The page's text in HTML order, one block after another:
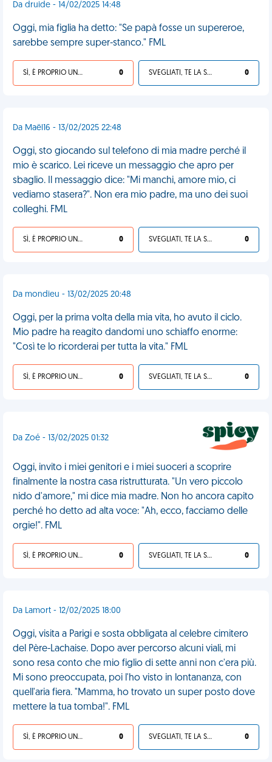
Da druide - 14/02/2025 14:48
Oggi, mia figlia ha detto: "Se papà fosse un supereroe,
sarebbe sempre super-stanco." FML
SÌ, È PROPRIO UNA VDM! 0 SVEGLIATI, TE LA SEI CERCATA! 0
Da Maël16 - 13/02/2025 22:48
Oggi, sto giocando sul telefono di mia madre perché il
mio è scarico. Lei riceve un messaggio che apro per
sbaglio. Il messaggio dice: "Mi manchi, amore mio, ci
vediamo stasera?". Non era mio padre, ma uno dei suoi
colleghi. FML
SÌ, È PROPRIO UNA VDM! 0 SVEGLIATI, TE LA SEI CERCATA! 0
Da mondieu - 13/02/2025 20:48
Oggi, per la prima volta della mia vita, ho avuto il ciclo.
Mio padre ha reagito dandomi uno schiaffo enorme:
"Così te lo ricorderai per tutta la vita." FML
SÌ, È PROPRIO UNA VDM! 0 SVEGLIATI, TE LA SEI CERCATA! 0
Da Zoé - 13/02/2025 01:32
Oggi, invito i miei genitori e i miei suoceri a scoprire
finalmente la nostra casa ristrutturata. "Un vero piccolo
nido d'amore," mi dice mia madre. Non ho ancora capito
perché ho detto ad alta voce: "Ah, ecco, facciamo delle
orgie!". FML
SÌ, È PROPRIO UNA VDM! 0 SVEGLIATI, TE LA SEI CERCATA! 0
Da Lamort - 12/02/2025 18:00
Oggi, visita a Parigi e sosta obbligata al celebre cimitero
del Père-Lachaise. Dopo aver percorso alcuni viali, mi
sono resa conto che mio figlio di sette anni non c'era più.
Mi sono preoccupata, poi l'ho visto in lontananza, con
quell'aria fiera. "Mamma, ho trovato un super posto dove
mettere la tua tomba!". FML
SÌ, È PROPRIO UNA VDM! 0 SVEGLIATI, TE LA SEI CERCATA! 0